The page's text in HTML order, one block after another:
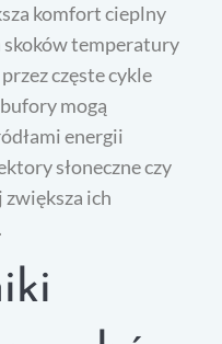
komfort cieplny
skoków temperatury
częste cykle
mogą
energii
słoneczne czy
zwiększa ich